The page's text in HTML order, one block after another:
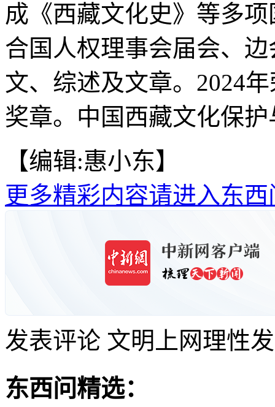
成《西藏文化史》等多
合国人权理事会届会、
文、综述及文章。2024
奖章。中国西藏文化保
【编辑:惠小东】
更多精彩内容请进入东西
发表评论 文明上网理性
东西问精选：